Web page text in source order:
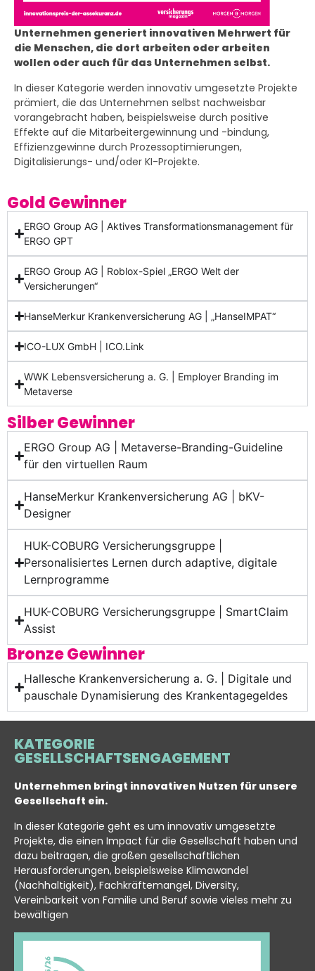
Unternehmen generiert innovativen Mehrwert für
die Menschen, die dort arbeiten oder arbeiten
wollen oder auch für das Unternehmen selbst.
In dieser Kategorie werden innovativ umgesetzte Projekte
prämiert, die das Unternehmen selbst nachweisbar
vorangebracht haben, beispielsweise durch positive
Effekte auf die Mitarbeitergewinnung und -bindung,
Effizienzgewinne durch Prozessoptimierungen,
Digitalisierungs- und/oder KI-Projekte.
Gold Gewinner
ERGO Group AG | Aktives Transformationsmanagement für
ERGO GPT
ERGO Group AG | Roblox-Spiel „ERGO Welt der
Versicherungen“
HanseMerkur Krankenversicherung AG | „HanseIMPAT“
ICO-LUX GmbH | ICO.Link
WWK Lebensversicherung a. G. | Employer Branding im
Metaverse
Silber Gewinner
ERGO Group AG | Metaverse-Branding-Guideline
für den virtuellen Raum
HanseMerkur Krankenversicherung AG | bKV-
Designer
HUK-COBURG Versicherungsgruppe |
Personalisiertes Lernen durch adaptive, digitale
Lernprogramme
HUK-COBURG Versicherungsgruppe | SmartClaim
Assist
Bronze Gewinner
Hallesche Krankenversicherung a. G. | Digitale und
pauschale Dynamisierung des Krankentagegeldes
KATEGORIE
GESELLSCHAFTSENGAGEMENT
Unternehmen bringt innovativen Nutzen für unsere
Gesellschaft ein.
In dieser Kategorie geht es um innovativ umgesetzte
Projekte, die einen Impact für die Gesellschaft haben und
dazu beitragen, die großen gesellschaftlichen
Herausforderungen, beispielsweise Klimawandel
(Nachhaltigkeit), Fachkräftemangel, Diversity,
Vereinbarkeit von Familie und Beruf sowie vieles mehr zu
bewältigen